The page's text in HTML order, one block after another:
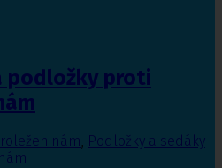
podložky proti
, Podložky a sedáky